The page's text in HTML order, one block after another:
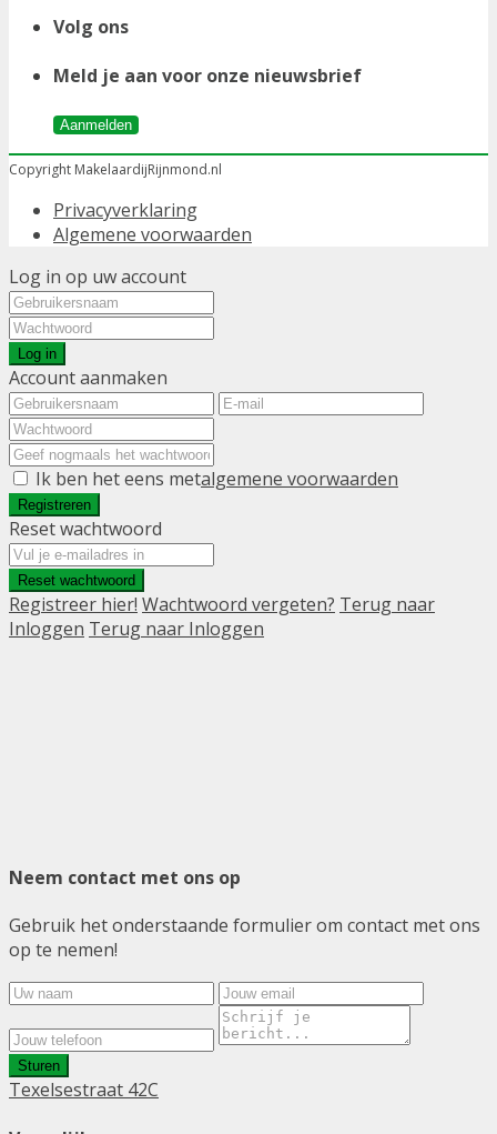
Volg ons
Meld je aan voor onze nieuwsbrief
Aanmelden
Copyright MakelaardijRijnmond.nl
Privacyverklaring
Algemene voorwaarden
Log in op uw account
Log in
Account aanmaken
Ik ben het eens metalgemene voorwaarden
Registreren
Reset wachtwoord
Reset wachtwoord
Registreer hier! Wachtwoord vergeten? Terug naar
Inloggen Terug naar Inloggen
Neem contact met ons op
Gebruik het onderstaande formulier om contact met ons
op te nemen!
Sturen
Texelsestraat 42C